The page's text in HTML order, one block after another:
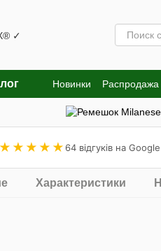
Новинки Распродажа
★★★★★64 відгуків на Google
Характеристики